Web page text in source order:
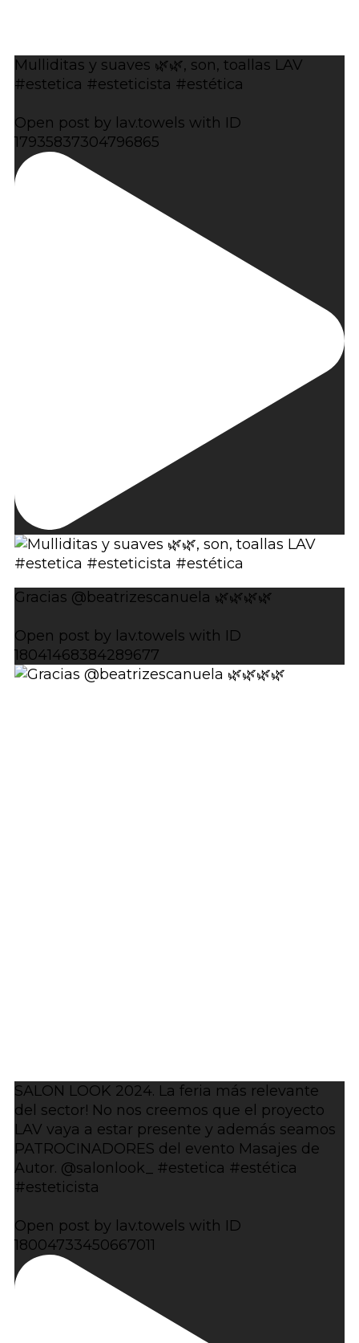
Mulliditas y suaves 🌿🌿, son, toallas LAV
#estetica #esteticista #estética
Open post by lav.towels with ID
17935837304796865
Gracias @beatrizescanuela 🌿🌿🌿🌿
Open post by lav.towels with ID
18041468384289677
SALON LOOK 2024. La feria más relevante
del sector! No nos creemos que el proyecto
LAV vaya a estar presente y además seamos
PATROCINADORES del evento Masajes de
Autor. @salonlook_ #estetica #estética
#esteticista
Open post by lav.towels with ID
18004733450667011